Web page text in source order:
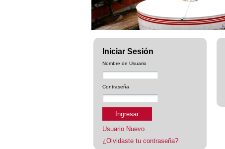
Iniciar Sesión
Nombre de Usuario
Contraseña
Ingresar
Usuario Nuevo
¿Olvidaste tu contraseña?